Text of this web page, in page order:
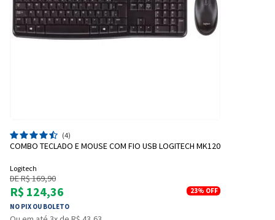
(4)
COMBO TECLADO E MOUSE COM FIO USB LOGITECH MK120
Logitech
DE R$ 169,90
R$ 124,36
NO PIX OU BOLETO
23% OFF